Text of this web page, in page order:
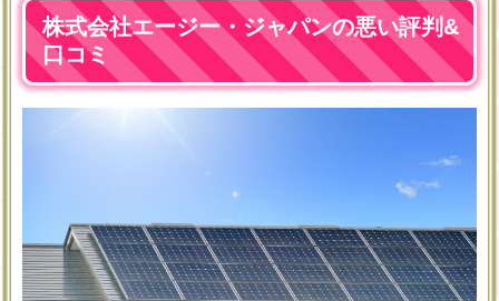
株式会社エージー・ジャパンの悪い評判&
口コミ